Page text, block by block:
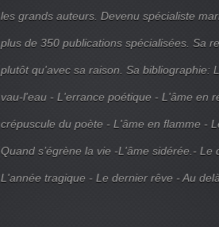
les grands auteurs. Devenu spécialiste
plus de 350 publications spécialisées. Sa
plutôt qu'avec sa raison. Sa
vau-l'eau - L'errance poétique - L'âme en
crépuscule du poète - L'âme en flamme -
Quand s’égrène la vie -L'âme sidérée.-
L'année tragique - Le dernier rêve - Au